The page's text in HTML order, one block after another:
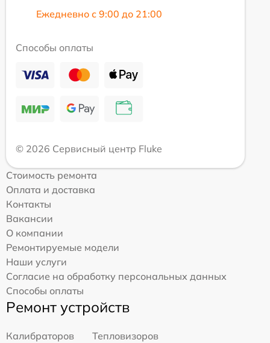
Ежедневно с 9:00 до 21:00
Способы оплаты
© 2026 Сервисный центр Fluke
Стоимость ремонта
Оплата и доставка
Контакты
Вакансии
О компании
Ремонтируемые модели
Наши услуги
Согласие на обработку персональных данных
Способы оплаты
Ремонт устройств
Калибраторов
Тепловизоров